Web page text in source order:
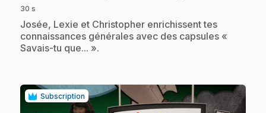
30 s
.Josée, Lexie et Christopher enrichissent tes
connaissances générales avec des capsules «
Savais-tu que... ».
Subscription